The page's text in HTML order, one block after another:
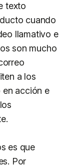
texto
cuando
llamativo e
son mucho
a los
en acción e
es que
Por